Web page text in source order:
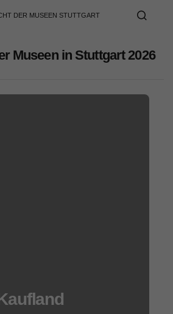
DER MUSEEN STUTTGART
Museen in Stuttgart 2026